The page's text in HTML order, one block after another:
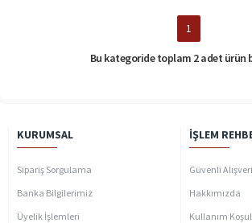
1
Bu kategoride toplam 2 adet ürün
KURUMSAL
Sipariş Sorgulama
Banka Bilgilerimiz
Üyelik İşlemleri
İŞLEM
Güvenli
Hakkımızda
Kullanım